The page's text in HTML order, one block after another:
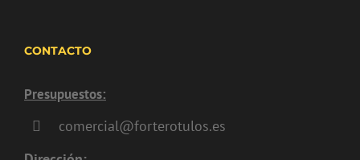
CONTACTO
Presupuestos:
comercial@forterotulos.es